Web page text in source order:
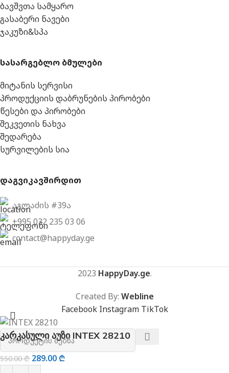
ბავშვთა სამყარო
გასაბერი ნავები
ჯაკუზი&სპა
სასარგებლო ბმულები
მიტანის სერვისი
პროდუქციის დაბრუნების პირობები
წესები და პირობები
შეკვეთის ნახვა
შედარება
სურვილების სია
დაგვიკავშირდით
აგლაძის #39ა
+995 032 235 03 06
contact@happyday.ge
2023 HappyDay.ge.
Created By: Webline
Facebook Instagram TikTok
კარკასული აუზი INTEX 28210
550.00₾ 289.00 ₾